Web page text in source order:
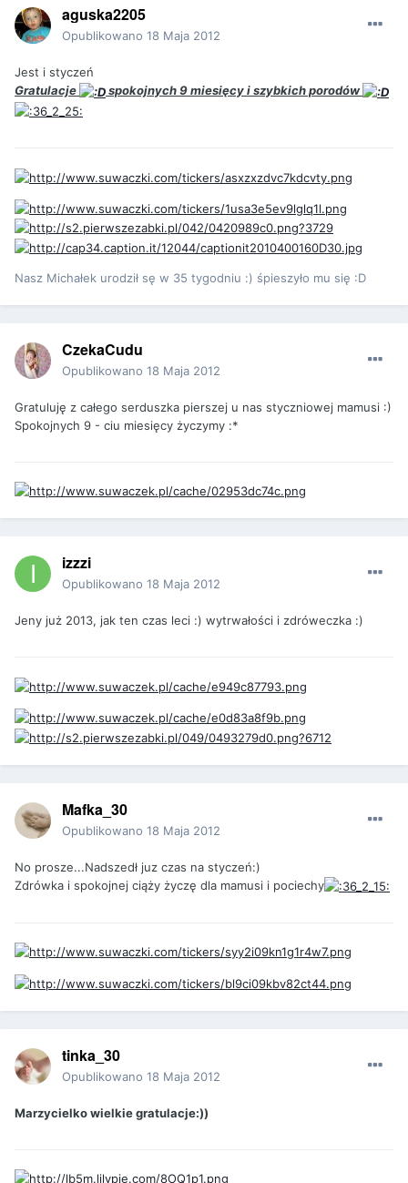
aguska2205
Opublikowano 18 Maja 2012
Jest i styczeń
Gratulacje
spokojnych 9 miesięcy i szybkich porodów
Nasz Michałek urodził sę w 35 tygodniu :) śpieszyło mu się :D
CzekaCudu
Opublikowano 18 Maja 2012
Gratuluję z całego serduszka pierszej u nas styczniowej mamusi :)
Spokojnych 9 - ciu miesięcy życzymy :*
izzzi
Opublikowano 18 Maja 2012
Jeny już 2013, jak ten czas leci :) wytrwałości i zdróweczka :)
Mafka_30
Opublikowano 18 Maja 2012
No prosze...Nadszedł juz czas na styczeń:)
Zdrówka i spokojnej ciąży życzę dla mamusi i pociechy
tinka_30
Opublikowano 18 Maja 2012
Marzycielko wielkie gratulacje:))